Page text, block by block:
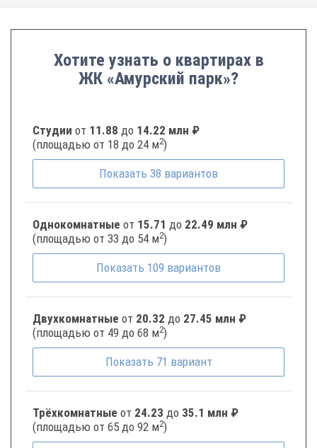
Хотите узнать о квартирах в
ЖК «Амурский парк»?
Студии от 11.88 до 14.22 млн ₽
(площадью от 18 до 24 м2)
Показать 38 вариантов
Однокомнатные от 15.71 до 22.49 млн ₽
(площадью от 33 до 54 м2)
Показать 109 вариантов
Двухкомнатные от 20.32 до 27.45 млн ₽
(площадью от 49 до 68 м2)
Показать 71 вариант
Трёхкомнатные от 24.23 до 35.1 млн ₽
(площадью от 65 до 92 м2)